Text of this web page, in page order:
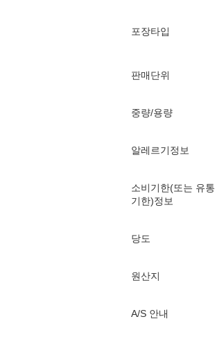
포장타입
판매단위
중량/용량
알레르기정보
소비기한(또는 유통
기한)정보
당도
원산지
A/S 안내